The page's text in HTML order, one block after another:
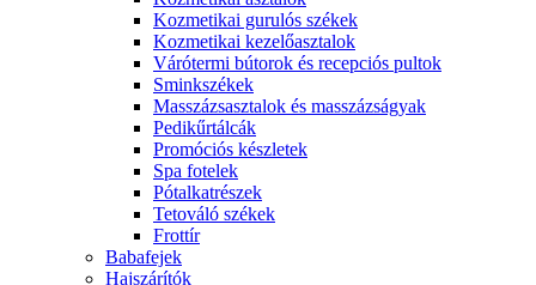
Kozmetikai gurulós székek
Kozmetikai kezelőasztalok
Várótermi bútorok és recepciós pultok
Sminkszékek
Masszázsasztalok és masszázságyak
Pedikűrtálcák
Promóciós készletek
Spa fotelek
Pótalkatrészek
Tetováló székek
Frottír
Babafejek
Hajszárítók